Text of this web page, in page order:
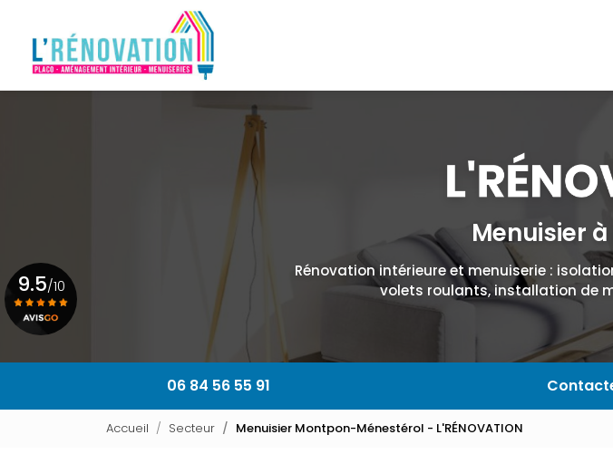
contenu
principal
Menuisier
Rénovation intérieure et menuiserie :
volets roulants, installation de
06 84 56 55 91
9.5/10
Accueil Secteur Menuisier Montpon-Ménestérol - L'RÉNOVATION